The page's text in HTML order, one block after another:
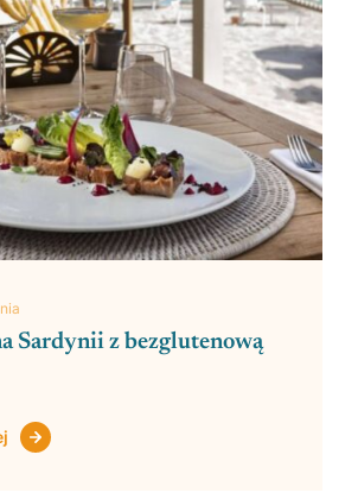
Sardynii z bezglutenową